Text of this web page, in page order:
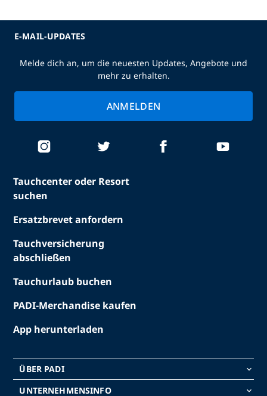
Tauchcenter oder Resort
suchen
Ersatzbrevet anfordern
Tauchversicherung
abschließen
Tauchurlaub buchen
PADI-Merchandise kaufen
App herunterladen
ÜBER PADI keyboard_arrow_down
UNTERNEHMENSINFO keyboard_arrow_down
E-MAIL-UPDATES
Melde dich an, um die neuesten Updates, Angebote und
mehr zu erhalten.
ANMELDEN